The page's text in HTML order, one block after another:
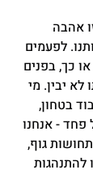
אהבה
לפעמים
כך, בפנים
יבין. מי
בטחון,
פחד - אנחנו
גוף,
להתנהגות